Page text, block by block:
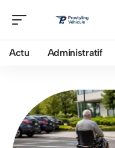
Actu Administratif